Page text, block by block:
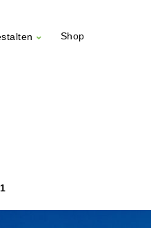
Shop